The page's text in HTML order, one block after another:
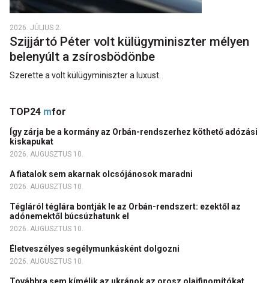
2026. JÚLIUS 2.
Szijjártó Péter volt külügyminiszter mélyen
belenyúlt a zsírosbödönbe
Szerette a volt külügyminiszter a luxust.
TOP24 mfor
Így zárja be a kormány az Orbán-rendszerhez köthető adózási
kiskapukat
2026. AUGUSZTUS 10.
A fiatalok sem akarnak olcsójánosok maradni
2026. AUGUSZTUS 10.
Tégláról téglára bontják le az Orbán-rendszert: ezektől az
adónemektől búcsúzhatunk el
2026. AUGUSZTUS 10.
Életveszélyes segélymunkásként dolgozni
2026. AUGUSZTUS 10.